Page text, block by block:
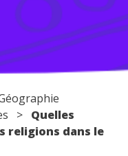
> Quelles
religions dans le